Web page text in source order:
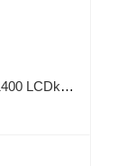
Сварочный аппарат Vitals MMA-1400 LCDk smart